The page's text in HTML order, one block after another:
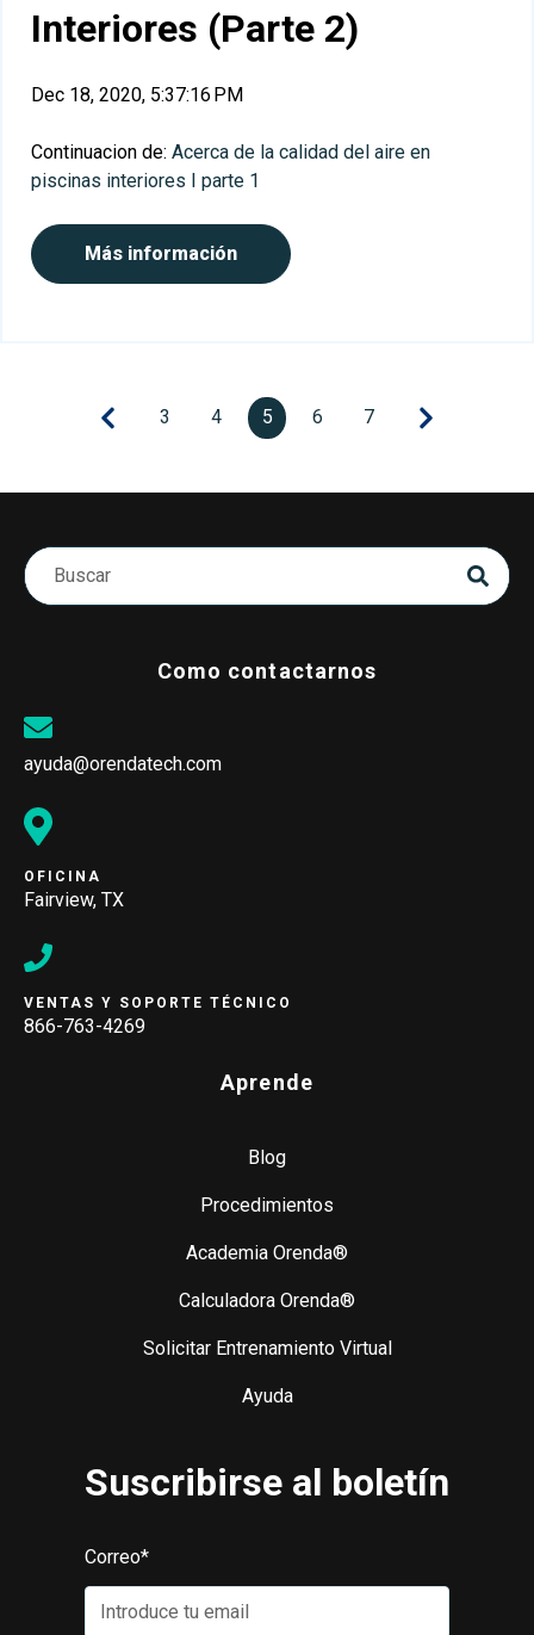
Interiores (Parte 2)
Dec 18, 2020, 5:37:16 PM
Continuacion de: Acerca de la calidad del aire en
piscinas interiores I parte 1
Más información
3 4 5 6 7
Como contactarnos
ayuda@orendatech.com
OFICINA
Fairview, TX
VENTAS Y SOPORTE TÉCNICO
866-763-4269
Aprende
Blog
Procedimientos
Academia Orenda®
Calculadora Orenda®
Solicitar Entrenamiento Virtual
Ayuda
Suscribirse al boletín
Correo*